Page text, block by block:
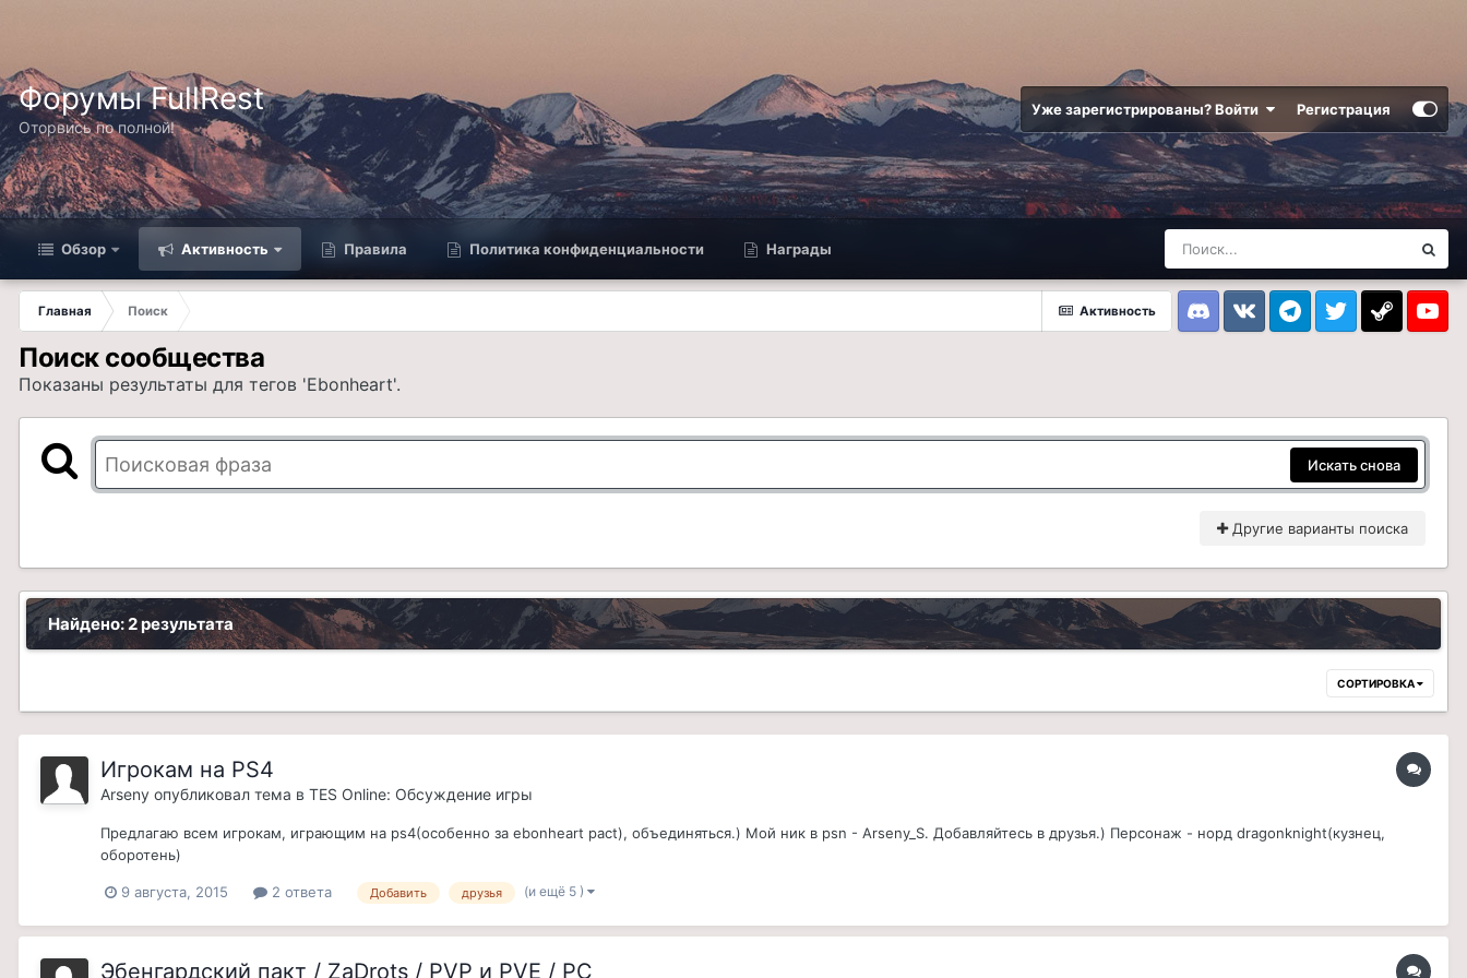
Форумы FullRest
Оторвись по полной!
Уже зарегистрированы? Войти Регистрация
Обзор Активность Правила Политика конфиденциальности Награды
Активность
Главная
Поиск
DiscordVK TelegramTwitter Steam
Поиск сообщества
Показаны результаты для тегов 'Ebonheart'.
Искать снова
Другие варианты поиска
Найдено: 2 результата
СОРТИРОВКА
Игрокам на PS4
Arseny опубликовал тема в TES Online: Обсуждение игры
Предлагаю всем игрокам, играющим на ps4(особенно за ebonheart pact), объединяться.) Мой ник в psn - Arseny_S. Добавляйтесь в друзья.) Персонаж - норд dragonknight(кузнец,
оборотень)
9 августа, 2015 2 ответа Добавить друзья (и ещё 5 )
Эбенгардский пакт / ZaDrots / PVP и PVE / PC